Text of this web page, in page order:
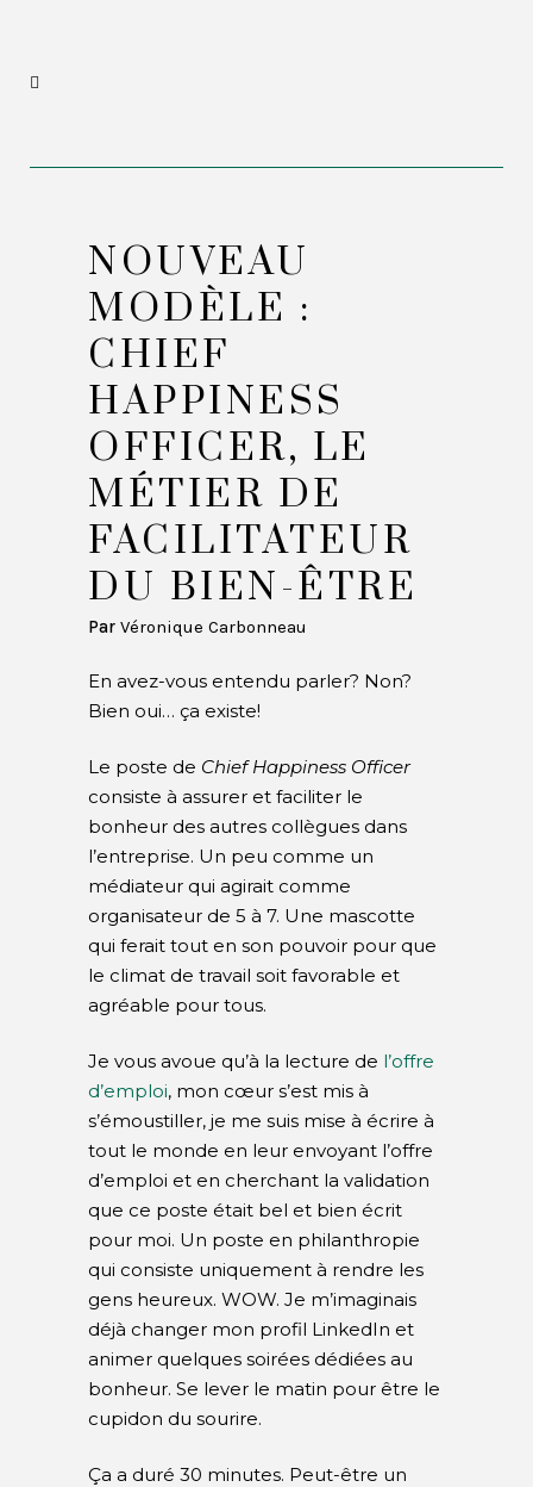
NOUVEAU
MODÈLE :
CHIEF
HAPPINESS
OFFICER, LE
MÉTIER DE
FACILITATEUR
DU BIEN-ÊTRE
Par Véronique Carbonneau
En avez-vous entendu parler? Non?
Bien oui… ça existe!
Le poste de Chief Happiness Officer
consiste à assurer et faciliter le
bonheur des autres collègues dans
l’entreprise. Un peu comme un
médiateur qui agirait comme
organisateur de 5 à 7. Une mascotte
qui ferait tout en son pouvoir pour que
le climat de travail soit favorable et
agréable pour tous.
Je vous avoue qu’à la lecture de l’offre
d’emploi, mon cœur s’est mis à
s’émoustiller, je me suis mise à écrire à
tout le monde en leur envoyant l’offre
d’emploi et en cherchant la validation
que ce poste était bel et bien écrit
pour moi. Un poste en philanthropie
qui consiste uniquement à rendre les
gens heureux. WOW. Je m’imaginais
déjà changer mon profil LinkedIn et
animer quelques soirées dédiées au
bonheur. Se lever le matin pour être le
cupidon du sourire.
Ça a duré 30 minutes. Peut-être un